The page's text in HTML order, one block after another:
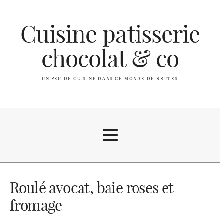
Cuisine patisserie
chocolat & co
UN PEU DE CUISINE DANS CE MONDE DE BRUTES
A propos
Index des recettes
Roulé avocat, baie roses et
fromage